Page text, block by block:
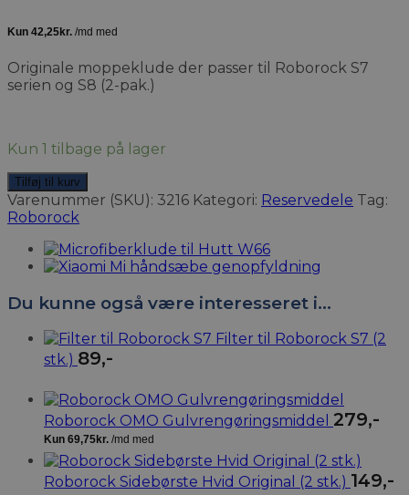
Originale moppeklude der passer til Roborock S7
serien og S8 (2-pak.)
Kun 1 tilbage på lager
Tilføj til kurv
Varenummer (SKU): 3216 Kategori: Reservedele Tag:
Roborock
Du kunne også være interesseret i…
Filter til Roborock S7 (2
stk.) 89,-
Roborock OMO Gulvrengøringsmiddel 279,-
Roborock Sidebørste Hvid Original (2 stk.) 149,-